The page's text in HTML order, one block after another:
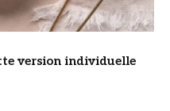
version individuelle